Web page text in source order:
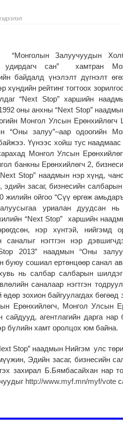
“Монголын Залуучуудын
удирдагч сан” хамтран
байдалд үнэлэлт дүгнэлт
хүндийн рейтинг тогтоох
“Next Stop” харшийн
оны анхны “Next Stop”
Монгол Улсын Ерөнхийлөгч
“Оны залуу”–аар одоогийн
Үүнээс хойш тус наадмаас
Монгол Улсын
банкны Ерөнхийлөгч 2,
Stop” наадмын нэр хүнд,
засаг, бизнесийн
жилийн ойгоо “Сүү өргөж
уриалан дуудсан
“Next Stop” харшийн
нэр хүнтэй, нийгэмд
нэгтгэн нэр
2013” наадмын “Оны
буюу сошиал ертөнцөөр санал
нь салбар салбарын
саналаар нэгтгэн
зохион байгуулагдах бөгөөд
Ерөнхийлөгч, Монгол Улсын
агентлагийн дарга нар
бүлийн хамт оролцох юм байна.
Stop” наадмын Нийгэм улс
Эдийн засаг, бизнесийн
захирал Б.Бямбасайхан нар
http://www.myf.mn/myf/vote